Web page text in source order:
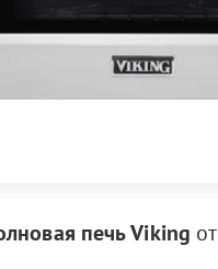
печь Viking от